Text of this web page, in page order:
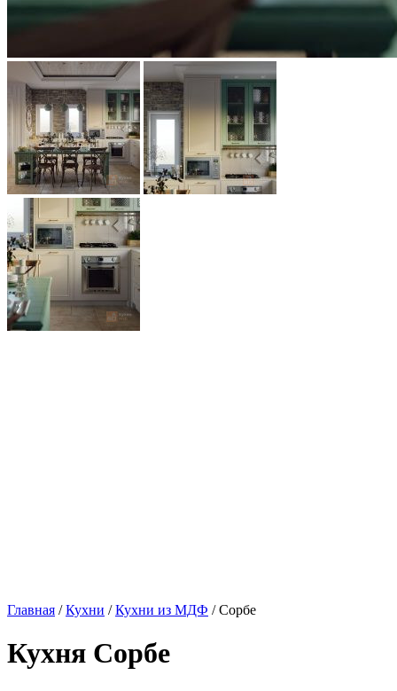
Главная /Кухни /Кухни из МДФ / Сорбе
Кухня Сорбе